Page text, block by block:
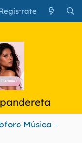
Regístrate
Música -